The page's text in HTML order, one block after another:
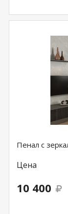
Пенал с
Цена
10 400